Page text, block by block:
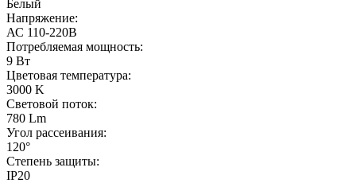
Белый
Напряжение:
АС 110-220В
Потребляемая мощность:
9 Вт
Цветовая температура:
3000 K
Световой поток:
780 Lm
Угол рассеивания:
120°
Степень защиты:
IP20